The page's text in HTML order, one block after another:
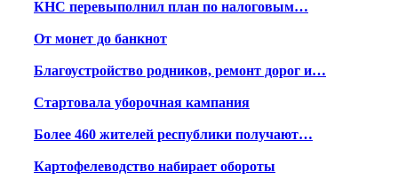
КНС перевыполнил план по налоговым…
От монет до банкнот
Благоустройство родников, ремонт дорог и…
Стартовала уборочная кампания
Более 460 жителей республики получают…
Картофелеводство набирает обороты